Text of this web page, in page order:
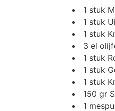
1 stuk
1 stuk Ui
1 stuk
3 el
1 stuk
1 stuk
1 stuk
150 gr
1